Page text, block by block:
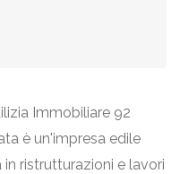
Immobiliare 92
è un'impresa edile
ristrutturazioni e lavori